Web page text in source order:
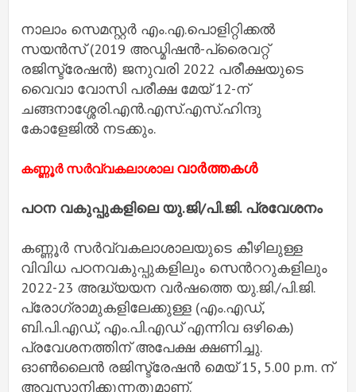
നാലാം സെമസ്റ്റര്‍ എം.എ.പൊളിറ്റിക്കല്‍
സയന്‍സ് (2019 അഡ്മിഷന്‍-പ്രൈവറ്റ്
രജിസ്ട്രേഷന്‍) ജനുവരി 2022 പരീക്ഷയുടെ
വൈവാ വോസി പരീക്ഷ മേയ് 12-ന്
ചങ്ങനാശ്ശേരി.എന്‍.എസ്.എസ്.ഹിന്ദു
കോളേജില്‍ നടക്കും.
കണ്ണൂർ സർവ്വകലാശാല വാര്‍ത്തകള്‍
പഠന വകുപ്പുകളിലെ യു.ജി/പി.ജി. പ്രവേശനം
കണ്ണൂർ സർവ്വകലാശാലയുടെ കീഴിലുള്ള
വിവിധ പഠനവകുപ്പുകളിലും സെന്‍ററുകളിലും
2022-23 അദ്ധ്യയന വർഷത്തെ യു.ജി./പി.ജി.
പ്രോഗ്രാമുകളിലേക്കുള്ള (എം.എഡ്,
ബി.പി.എഡ്, എം.പി.എഡ് എന്നിവ ഒഴികെ)
പ്രവേശനത്തിന് അപേക്ഷ ക്ഷണിച്ചു.
ഓണ്‍ലൈൻ രജിസ്ട്രേഷൻ മെയ് 15, 5.00 p.m. ന്
അവസാനിക്കുന്നതുമാണ്.